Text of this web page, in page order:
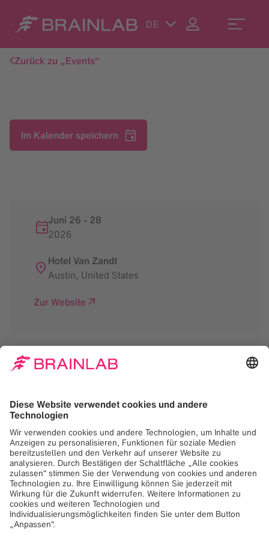
DE
Zurück zu „Events“
Im Kalender speichern
Juni 26 - 28
2026
Hotel Van Zandt
Austin, United States
Zur Website
Maps-Dienstes
benötigen wir Ihr
Einverständnis!
Wir verwenden Google Maps, um Inhalte
einzubetten, die möglicherweise Daten über
Ihre Aktivitäten sammeln. Bitte lesen Sie die
Details und akzeptieren Sie den Dienst, um
diesen Inhalt anzuzeigen.